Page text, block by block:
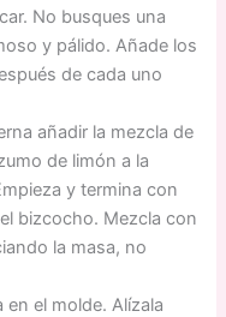
No busques una
y pálido. Añade los
de cada uno
añadir la mezcla de
de limón a la
y termina con
bizcocho. Mezcla con
la masa, no
el molde. Alízala